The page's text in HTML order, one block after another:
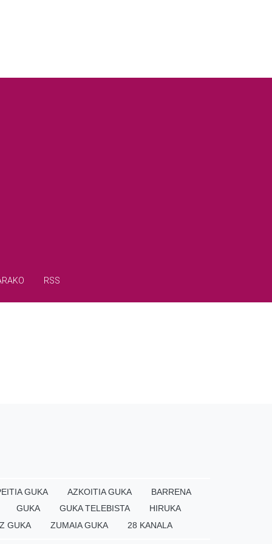
RSS
GUKA AZKOITIA GUKA
BARRENA
GUKA
GUKA TELEBISTA
HIRUKA
GUKA
ZUMAIA GUKA 28 KANALA